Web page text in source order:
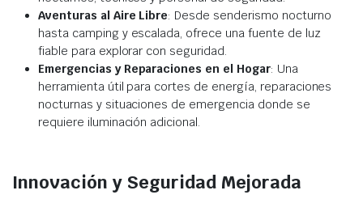
Aventuras al Aire Libre: Desde senderismo nocturno
hasta camping y escalada, ofrece una fuente de luz
fiable para explorar con seguridad.
Emergencias y Reparaciones en el Hogar: Una
herramienta útil para cortes de energía, reparaciones
nocturnas y situaciones de emergencia donde se
requiere iluminación adicional.
Innovación y Seguridad Mejorada